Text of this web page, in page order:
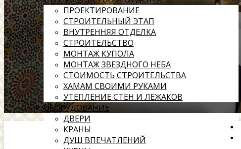
ПРОЕКТИРОВАНИЕ
СТРОИТЕЛЬНЫЙ ЭТАП
ВНУТРЕННЯЯ ОТДЕЛКА
СТРОИТЕЛЬСТВО
МОНТАЖ КУПОЛА
МОНТАЖ ЗВЕЗДНОГО НЕБА
СТОИМОСТЬ СТРОИТЕЛЬСТВА
ХАМАМ СВОИМИ РУКАМИ
УТЕПЛЕНИЕ СТЕН И ЛЕЖАКОВ
ОБОРУДОВАНИЕ
ДВЕРИ
КРАНЫ
ДУШ ВПЕЧАТЛЕНИЙ